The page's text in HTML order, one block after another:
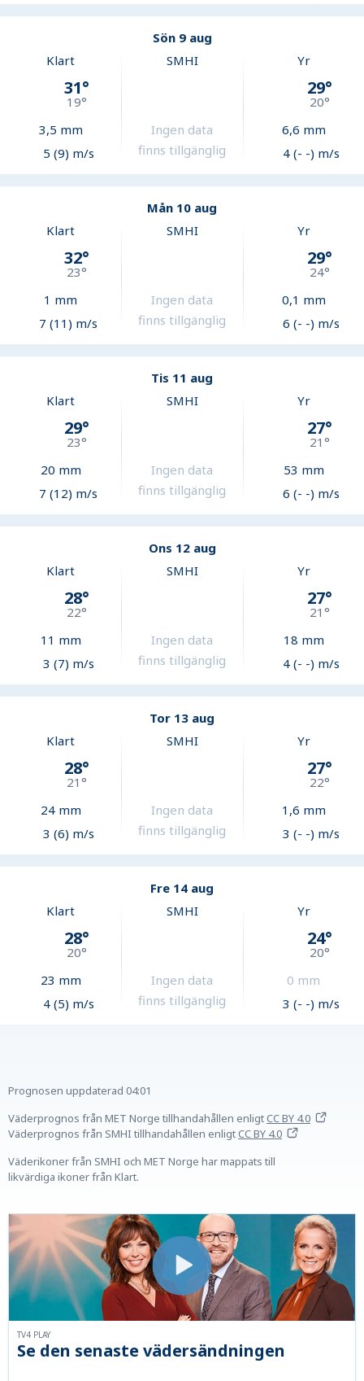
Sön 9 aug
Klart
31°
19°
3,5 mm
5 (9) m/s
SMHI
Ingen data
finns tillgänglig
Yr
29°
20°
6,6 mm
4 (- -) m/s
Mån 10 aug
Klart
32°
23°
1 mm
7 (11) m/s
SMHI
Ingen data
finns tillgänglig
Yr
29°
24°
0,1 mm
6 (- -) m/s
Tis 11 aug
Klart
29°
23°
20 mm
7 (12) m/s
SMHI
Ingen data
finns tillgänglig
Yr
27°
21°
53 mm
6 (- -) m/s
Ons 12 aug
Klart
28°
22°
11 mm
3 (7) m/s
SMHI
Ingen data
finns tillgänglig
Yr
27°
21°
18 mm
4 (- -) m/s
Tor 13 aug
Klart
28°
21°
24mm
3 (6) m/s
SMHI
Ingen data
finns tillgänglig
Yr
27°
22°
1,6 mm
3 (- -) m/s
Fre 14 aug
Klart
28°
20°
23 mm
4 (5) m/s
SMHI
Ingen data
finns tillgänglig
Yr
24°
20°
0 mm
3 (- -) m/s
Prognosen uppdaterad 04:01
Väderprognos från MET Norge tillhandahållen enligtCC BY 4.0
Väderprognos från SMHI tillhandahållen enligtCC BY 4.0
Väderikoner från SMHI och MET Norge har mappats till
likvärdiga ikoner från Klart.
Se den senaste vädersändningen
TV4 PLAY